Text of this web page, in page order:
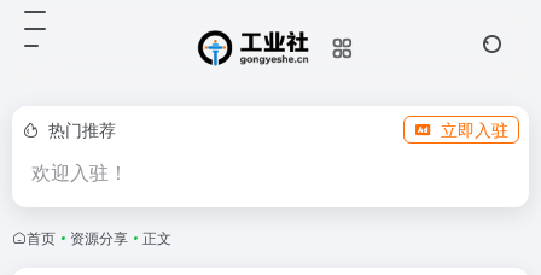
热门推荐 立即入驻
欢迎入驻！
首页 • 资源分享 • 正文